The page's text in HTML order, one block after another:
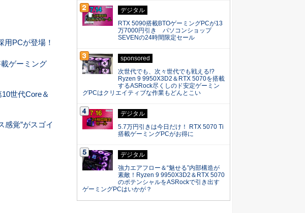
PCが登場！
ゲーミング
世代Core＆
感覚”がスゴイ
デジタル
RTX 5090搭載BTOゲーミングPCが13
万7000円引き パソコンショップ
SEVENの24時間限定セール
sponsored
次世代でも、次々世代でも戦える!?
Ryzen 9 9950X3D2＆RTX 5070を搭載
するASRock尽くしのド安定ゲーミン
グPCはクリエイティブな作業もどんとこい
デジタル
5.7万円引きは今日だけ！ RTX 5070 Ti
搭載ゲーミングPCがお得に
デジタル
強力エアフロー＆“魅せる”内部構造が
素敵！Ryzen 9 9950X3D2＆RTX 5070
のポテンシャルをASRockで引き出す
ゲーミングPCはいかが？